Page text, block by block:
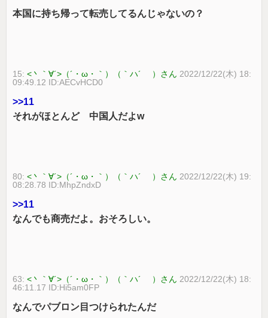
本国に持ち帰って転売してるんじゃないの？
15:<丶｀∀´>（´・ω・｀）（｀ハ´ ）さん 2022/12/22(木) 18:
09:49.12 ID:AECvHCD0
>>11
それがほとんど 中国人だよw
80:<丶｀∀´>（´・ω・｀）（｀ハ´ ）さん 2022/12/22(木) 19:
08:28.78 ID:MhpZndxD
>>11
なんでも商売だよ。おそろしい。
63:<丶｀∀´>（´・ω・｀）（｀ハ´ ）さん 2022/12/22(木) 18:
46:11.17 ID:Hi5am0FP
なんでパブロン目つけられたんだ